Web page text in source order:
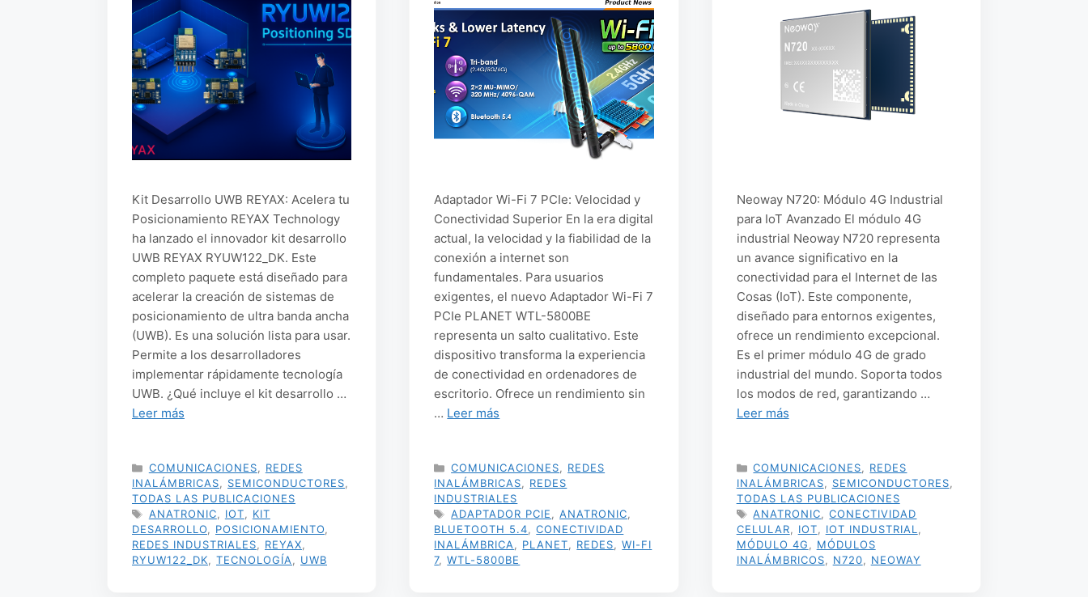
Kit Desarrollo UWB REYAX: Acelera tu
Posicionamiento REYAX Technology
ha lanzado el innovador kit desarrollo
UWB REYAX RYUW122_DK. Este
completo paquete está diseñado para
acelerar la creación de sistemas de
posicionamiento de ultra banda ancha
(UWB). Es una solución lista para usar.
Permite a los desarrolladores
implementar rápidamente tecnología
UWB. ¿Qué incluye el kit desarrollo …
Leer más
CATEGORÍAS
COMUNICACIONES
REDES
INALÁMBRICAS
SEMICONDUCTORES
TODAS LAS PUBLICACIONES
ETIQUETAS
ANATRONIC IOT
KIT
DESARROLLO
POSICIONAMIENTO
REDES INDUSTRIALES
REYAX
RYUW122_DK
TECNOLOGÍA UWB
Adaptador Wi-Fi 7 PCIe: Velocidad y
Conectividad Superior En la era digital
actual, la velocidad y la fiabilidad de la
conexión a internet son
fundamentales. Para usuarios
exigentes, el nuevo Adaptador Wi-Fi 7
PCIe PLANET WTL-5800BE
representa un salto cualitativo. Este
dispositivo transforma la experiencia
de conectividad en ordenadores de
escritorio. Ofrece un rendimiento sin
… Leer más
CATEGORÍAS
COMUNICACIONES
REDES
INALÁMBRICAS
REDES
INDUSTRIALES
ETIQUETAS
ADAPTADOR PCIE ,ANATRONIC
BLUETOOTH 5.4 ,CONECTIVIDAD
INALÁMBRICA
PLANET REDES ,WI-FI
7,WTL-5800BE
Neoway N720: Módulo 4G Industrial
para IoT Avanzado El módulo 4G
industrial Neoway N720 representa
un avance significativo en la
conectividad para el Internet de las
Cosas (IoT). Este componente,
diseñado para entornos exigentes,
ofrece un rendimiento excepcional.
Es el primer módulo 4G de grado
industrial del mundo. Soporta todos
los modos de red, garantizando …
Leer más
CATEGORÍAS
COMUNICACIONES
REDES
INALÁMBRICAS
SEMICONDUCTORES
TODAS LAS PUBLICACIONES
ETIQUETAS
ANATRONIC ,CONECTIVIDAD
CELULAR
IOT IOT INDUSTRIAL
MÓDULO 4G
MÓDULOS
INALÁMBRICOS
N720 NEOWAY